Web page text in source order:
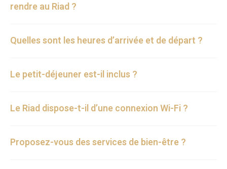
rendre au Riad ?
Quelles sont les heures d’arrivée et de départ ?
Le petit-déjeuner est-il inclus ?
Le Riad dispose-t-il d’une connexion Wi-Fi ?
Proposez-vous des services de bien-être ?